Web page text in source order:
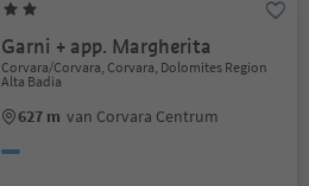
Garni + app. Margherita
Corvara/Corvara, Corvara, Dolomites Region
Alta Badia
627 m van Corvara Centrum